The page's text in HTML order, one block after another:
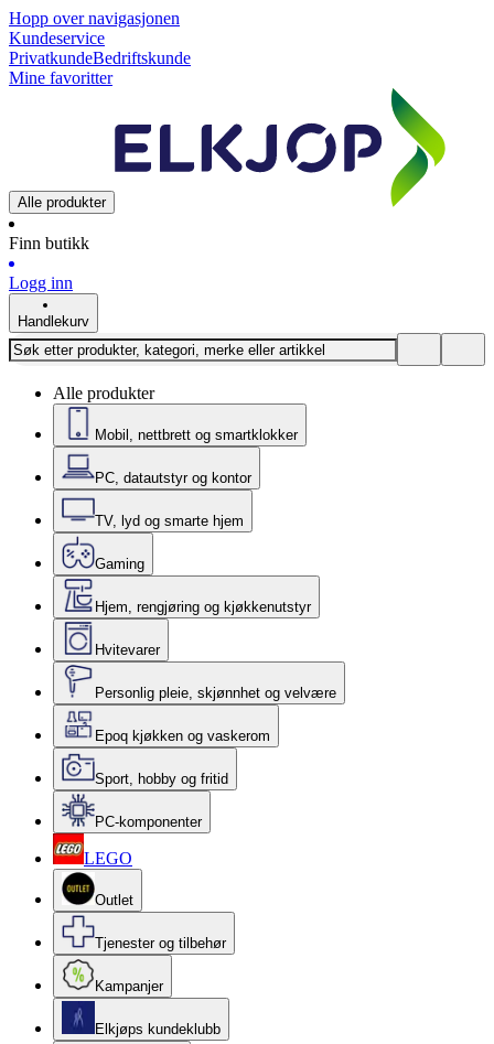
Hopp over navigasjonen
Kundeservice
PrivatkundeBedriftskunde
Mine favoritter
Alle produkter
Finn butikk
Logg inn
Handlekurv
Alle produkter
Mobil, nettbrett og smartklokker
PC, datautstyr og kontor
TV, lyd og smarte hjem
Gaming
Hjem, rengjøring og kjøkkenutstyr
Hvitevarer
Personlig pleie, skjønnhet og velvære
Epoq kjøkken og vaskerom
Sport, hobby og fritid
PC-komponenter
LEGO
Outlet
Tjenester og tilbehør
Kampanjer
Elkjøps kundeklubb